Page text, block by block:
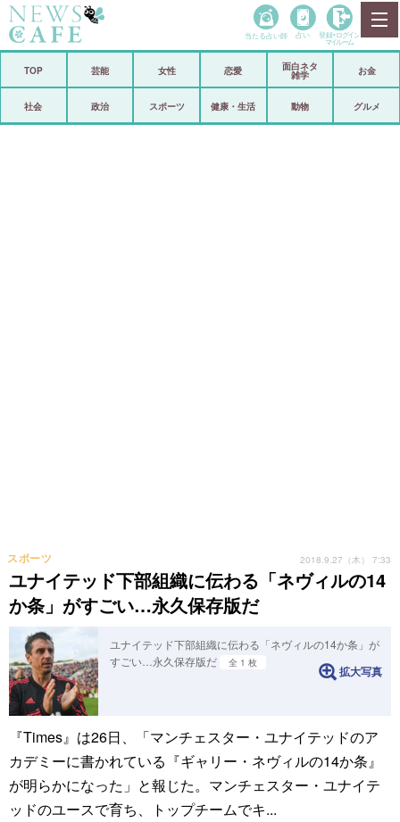
政治
当たる占い師 占い 登録• ログイン
マイルーム
TOP 芸能 女性 恋愛
面白ネタ
雑学
お金
社会 政治 スポーツ 健康・生活 動物 グルメ
ユナイテッド下部組織に伝わる「ネヴィルの14
か条」がすごい…永久保存版だ
スポーツ 2018.9.27（木） 7:33
ユナイテッド下部組織に伝わる「ネヴィルの14か条」が
すごい…永久保存版だ
全 1 枚
拡大写真
『Times』は26日、「マンチェスター・ユナイテッドのア
カデミーに書かれている『ギャリー・ネヴィルの14か条』
が明らかになった」と報じた。マンチェスター・ユナイテ
ッドのユースで育ち、トップチームでキ...